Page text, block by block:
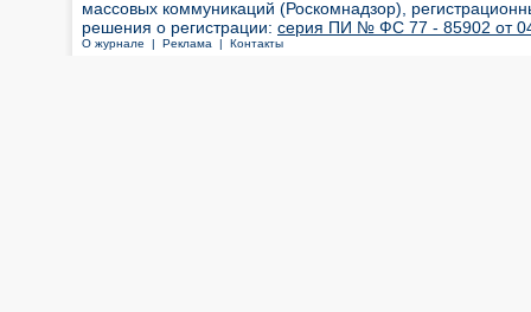
массовых коммуникаций (Роскомнадзор),
решения о регистрации: серия ПИ № ФС 77 - 85902 от 04
О журнале | Реклама | Контакты